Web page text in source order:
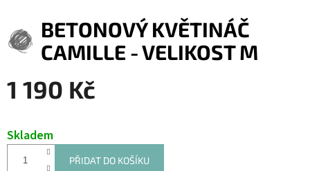
BETONOVÝ KVĚTINÁČ
CAMILLE - VELIKOST M
1 190 Kč
Skladem
PŘIDAT DO KOŠÍKU